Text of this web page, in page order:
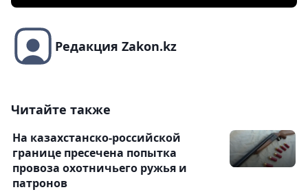
Редакция Zakon.kz
Читайте также
На казахстанско-российской
границе пресечена попытка
провоза охотничьего ружья и
патронов